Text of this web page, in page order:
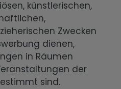
künstlerischen,
Zwecken
dienen,
in Räumen
der
sind.